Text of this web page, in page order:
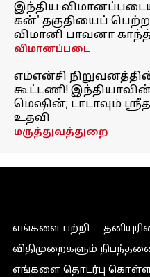
இந்திய
கன்' தகுதியைப்
விமானி பாவனா காந்த்
விமானப்படை
எம்என்சி
கூட்டணி!
மெஷின்; டாடாவும்
உதவி
மருத்துவத்துறை
எங்களை பற்றி
விதிமுறைகளும்
எங்களை தொடர்பு